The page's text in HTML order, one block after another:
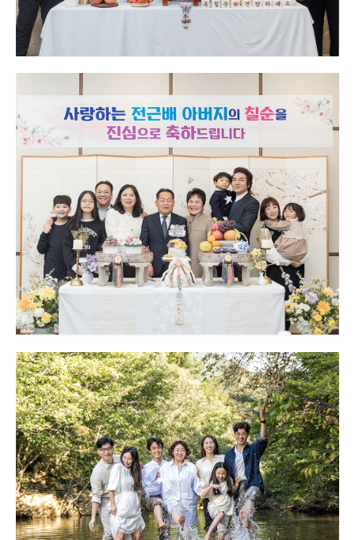
대구칠순잔치 인터불고 칠순연 출장사진
대구칠순잔치 수성호텔 칠순사진